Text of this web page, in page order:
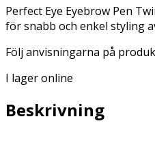
Perfect Eye Eyebrow Pen
för snabb och enkel styling
Följ anvisningarna på
I lager online
Beskrivning